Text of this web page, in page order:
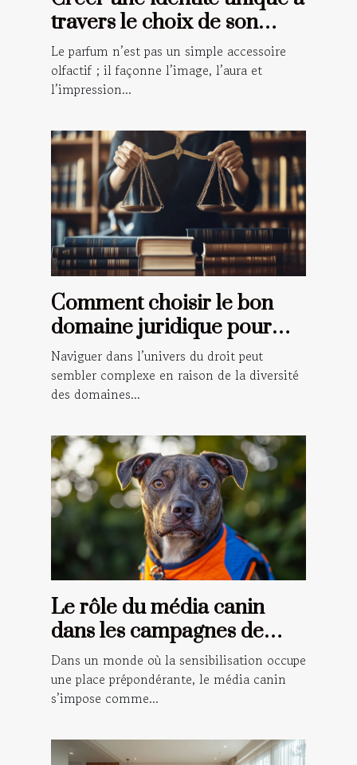
travers le choix de son
parfum
Le parfum n’est pas un simple accessoire
olfactif ; il façonne l’image, l’aura et
l’impression...
Comment choisir le bon
domaine juridique pour
votre situation ?
Naviguer dans l’univers du droit peut
sembler complexe en raison de la diversité
des domaines...
Le rôle du média canin
dans les campagnes de
sensibilisation
Dans un monde où la sensibilisation occupe
une place prépondérante, le média canin
s’impose comme...